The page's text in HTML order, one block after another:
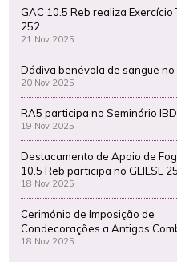
GAC 10.5 Reb realiza Exercício
252
21 Nov 2025
Dádiva benévola de sangue no
20 Nov 2025
RA5 participa no Seminário
19 Nov 2025
Destacamento de Apoio de
10.5 Reb participa no GLIESE 25
18 Nov 2025
Cerimónia de Imposição de
Condecorações a Antigos
18 Nov 2025